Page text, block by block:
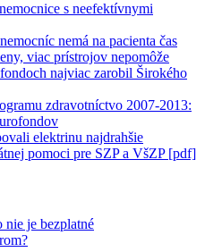
s neefektívnymi
nemá na pacienta čas
viac prístrojov nepomôže
najviac zarobil Širokého
zdravotníctvo 2007-2013:
elektrinu najdrahšie
pomoci pre SZP a VšZP [pdf]
nie je bezplatné